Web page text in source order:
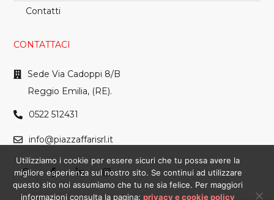
Contatti
CONTATTACI
Sede Via Cadoppi 8/B
Reggio Emilia, (RE).
0522 512431
info@piazzaffarisrl.it
Utilizziamo i cookie per essere sicuri che tu possa avere la
migliore esperienza sul nostro sito. Se continui ad utilizzare
questo sito noi assumiamo che tu ne sia felice. Per maggiori
informazioni consulta la pagina: privacy e cookie policy